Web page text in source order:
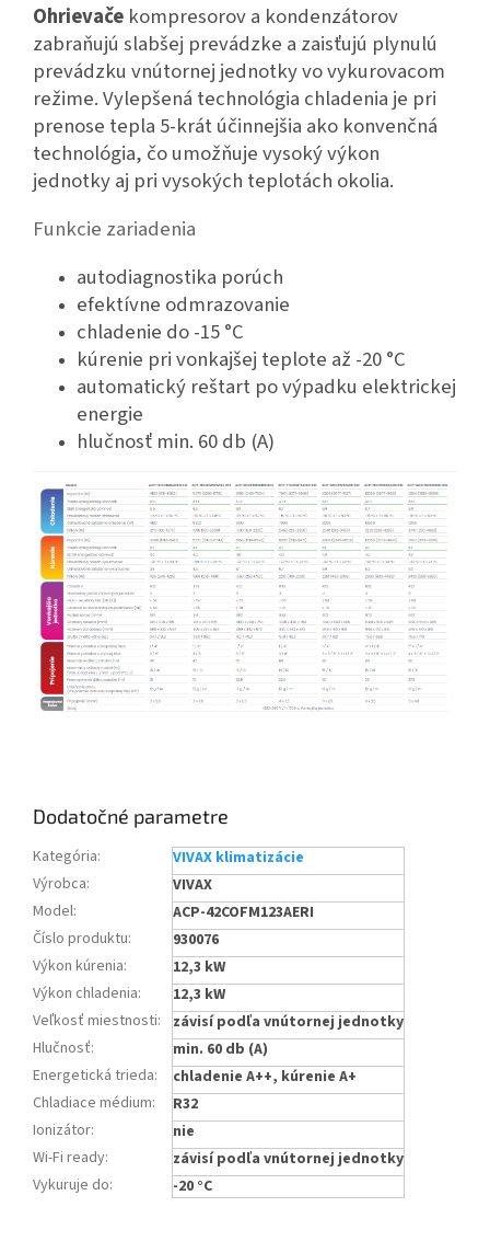
Ohrievače kompresorov a kondenzátorov
zabraňujú slabšej prevádzke a zaisťujú plynulú
prevádzku vnútornej jednotky vo vykurovacom
režime. Vylepšená technológia chladenia je pri
prenose tepla 5-krát účinnejšia ako konvenčná
technológia, čo umožňuje vysoký výkon
jednotky aj pri vysokých teplotách okolia.
Funkcie zariadenia
autodiagnostika porúch
efektívne odmrazovanie
chladenie do -15 °C
kúrenie pri vonkajšej teplote až -20 °C
automatický reštart po výpadku elektrickej
energie
hlučnosť min. 60 db (A)
Dodatočné parametre
Kategória:
VIVAX klimatizácie
Výrobca:
VIVAX
Model:
ACP-42COFM123AERI
Číslo produktu:
930076
Výkon kúrenia:
12,3 kW
Výkon chladenia:
12,3 kW
Veľkosť miestnosti:
závisí podľa vnútornej jednotky
Hlučnosť:
min. 60 db (A)
Energetická trieda:
chladenie A++, kúrenie A+
Chladiace médium:
R32
Ionizátor:
nie
Wi-Fi ready:
závisí podľa vnútornej jednotky
Vykuruje do: -20 °C